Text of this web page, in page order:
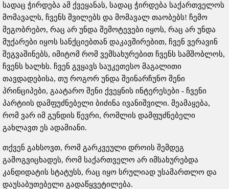
სადაც ჭირდება ამ ქვეყანას, სადაც ჭირდება საქართველოს
მომავალს, ჩვენს შვილებს და მომავალ თაობებს! ჩემო
მეგობრებო, რაც არ უნდა შემოტევები იყოს, რაც არ უნდა
მუქარები იყოს სანქციებთან დაკავშირებით, ჩვენ ვერავინ
შეგვაშინებს, იმიტომ რომ ვემსახურებით ჩვენს სამშობლოს,
ჩვენს ხალხს. ჩვენ გვყავს საუკეთესო მაგალითი
თავდადებისა, თუ როგორ უნდა შეინარჩუნო შენი
პრინციპები, გაატარო შენი ქვეყნის ინტერესები - ჩვენი
პარტიის დამფუძნებელი ბიძინა ივანიშვილი. მეამაყება,
რომ ვარ იმ გუნდის წევრი, რომლის დამფუძნებელი
გახლავთ ეს ადამიანი.
თქვენ გახსოვთ, რომ გარკვეული დროის შემდეგ
გამოგვიცხადეს, რომ საქართველო არ იმსახურებდა
კანდიდატის სტატუსს, რაც იყო სრულიად უსამართლო და
დაუსაბუთებელი გადაწყვეტილება.